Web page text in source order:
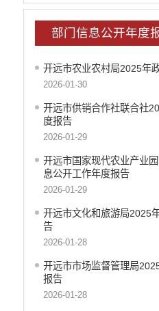
部门信息公开年度
开远市农业农村局2025年
2026-01-30
开远市供销合作社联合社
度报告
2026-01-29
开远市国家现代农业产业
息公开工作年度报告
2026-01-29
开远市文化和旅游局2025
告
2026-01-28
开远市市场监督管理局
报告
2026-01-28